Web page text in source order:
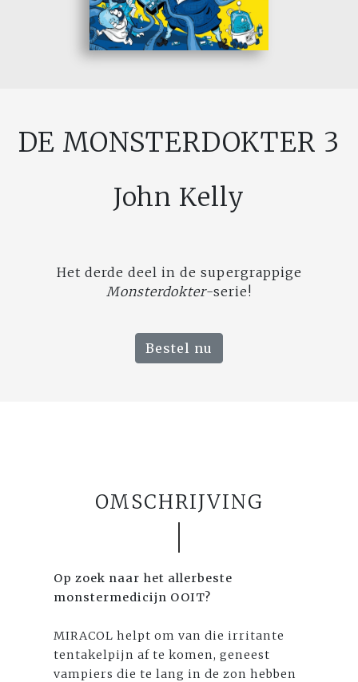
DE MONSTERDOKTER 3
John Kelly
Het derde deel in de supergrappige
Monsterdokter-serie!
Bestel nu
OMSCHRIJVING
Op zoek naar het allerbeste
monstermedicijn OOIT?
MIRACOL helpt om van die irritante
tentakelpijn af te komen, geneest
vampiers die te lang in de zon hebben